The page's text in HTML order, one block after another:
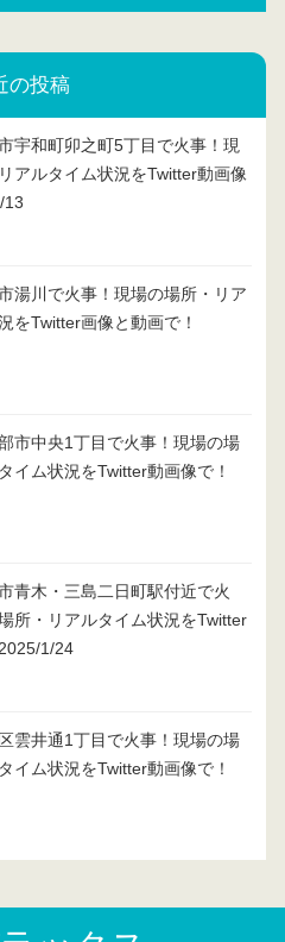
の投稿
宇和町卯之町5丁目で火事！現
アルタイム状況をTwitter動画像
13
湯川で火事！現場の場所・リア
をTwitter画像と動画で！
市中央1丁目で火事！現場の場
イム状況をTwitter動画像で！
青木・三島二日町駅付近で火
所・リアルタイム状況をTwitter
1/24
雲井通1丁目で火事！現場の場
イム状況をTwitter動画像で！